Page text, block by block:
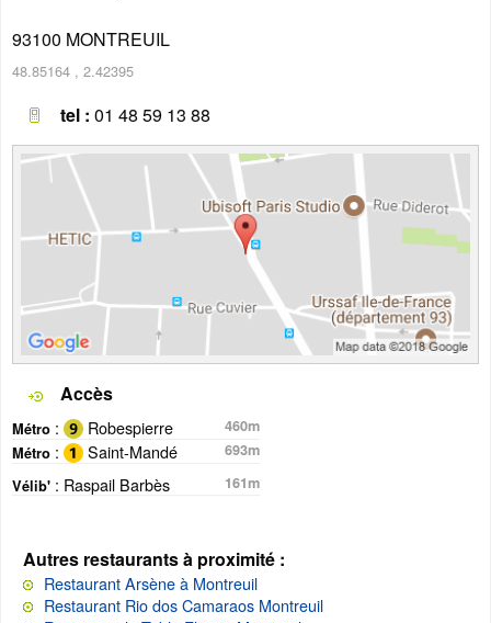
93100 MONTREUIL
48.85164 , 2.42395
tel : 01 48 59 13 88
Accès
Métro : Robespierre
460m
Métro : Saint-Mandé
693m
Vélib' : Raspail Barbès 161m
Autres restaurants à proximité :
Restaurant Arsène à Montreuil
Restaurant Rio dos Camaraos Montreuil